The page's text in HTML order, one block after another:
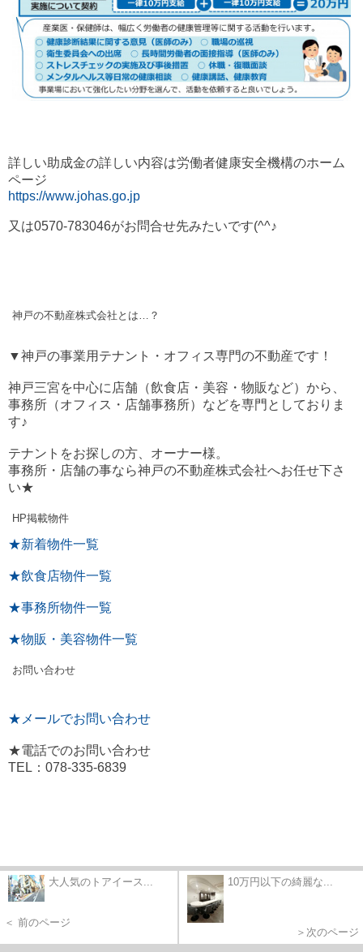
詳しい助成金の詳しい内容は労働者健康安全機構のホーム
ページ
https://www.johas.go.jp
又は0570-783046がお問合せ先みたいです(^^♪
神戸の不動産株式会社とは…？
▼神戸の事業用テナント・オフィス専門の不動産です！
神戸三宮を中心に店舗（飲食店・美容・物販など）から、
事務所（オフィス・店舗事務所）などを専門としておりま
す♪
テナントをお探しの方、オーナー様。
事務所・店舗の事なら神戸の不動産株式会社へお任せ下さ
い★
HP掲載物件
★新着物件一覧
★飲食店物件一覧
★事務所物件一覧
★物販・美容物件一覧
お問い合わせ
★メールでお問い合わせ
★電話でのお問い合わせ
TEL：078-335-6839
大人気のトアイース...
＜ 前のページ
10万円以下の綺麗な...
＞次のページ